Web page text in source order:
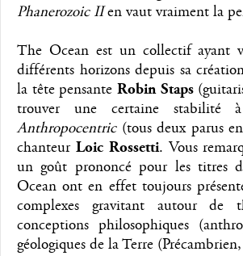
Phanerozoic IIen vaut vraiment la
The Ocean est un collectif ayant
différents horizons depuis sa
la tête pensante Robin Staps
trouver une certaine
Anthropocentric(tous deux parus
chanteur Loic Rossetti. Vous
un goût prononcé pour les titres
Ocean ont en effet toujours
complexes gravitant autour de
conceptions philosophiques
géologiques de la Terre